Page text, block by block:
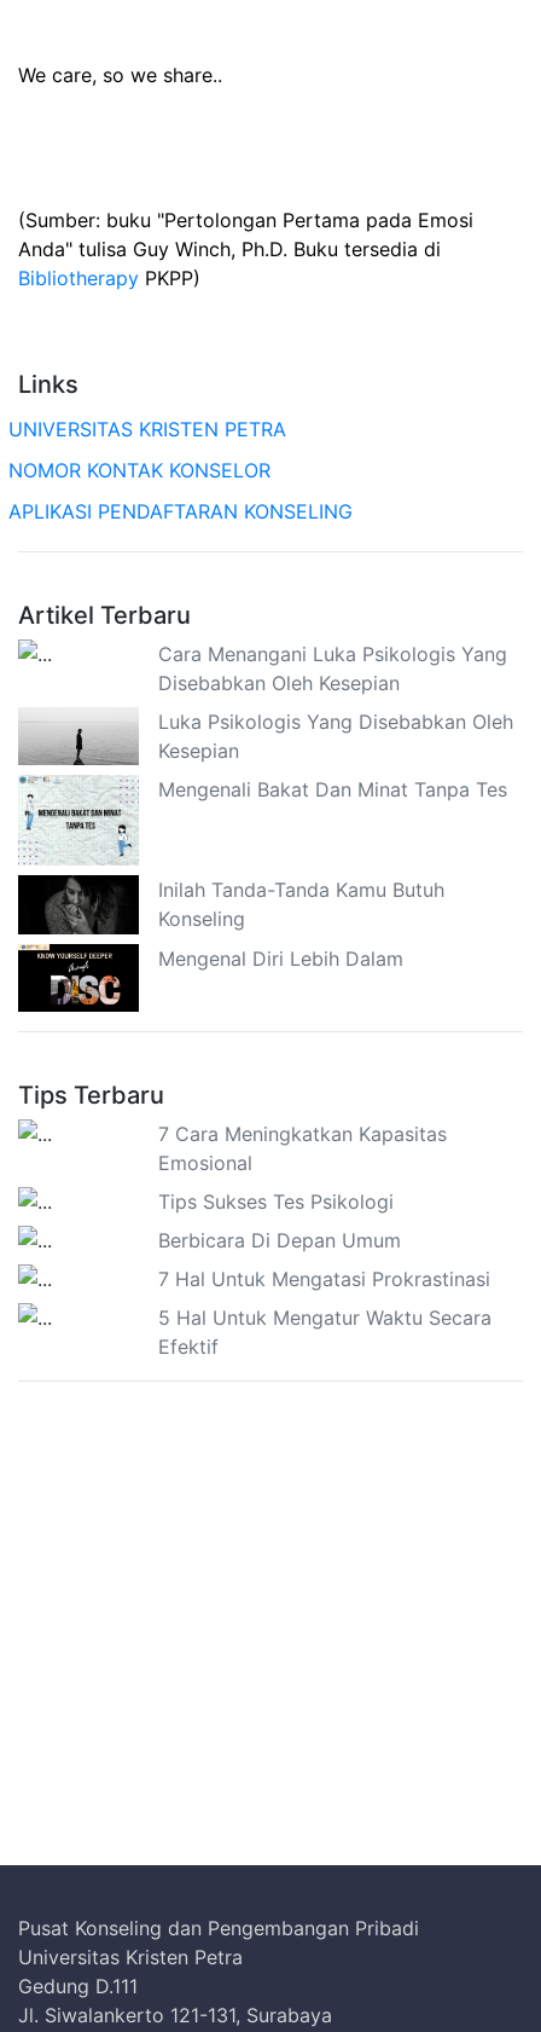
We care, so we share..
(Sumber: buku "Pertolongan Pertama pada Emosi
Anda" tulisa Guy Winch, Ph.D. Buku tersedia di
Bibliotherapy PKPP)
Links
UNIVERSITAS KRISTEN PETRA
NOMOR KONTAK KONSELOR
APLIKASI PENDAFTARAN KONSELING
Artikel Terbaru
Cara Menangani Luka Psikologis Yang
Disebabkan Oleh Kesepian
Luka Psikologis Yang Disebabkan Oleh
Kesepian
Mengenali Bakat Dan Minat Tanpa Tes
Inilah Tanda-Tanda Kamu Butuh
Konseling
Mengenal Diri Lebih Dalam
Tips Terbaru
7 Cara Meningkatkan Kapasitas
Emosional
Tips Sukses Tes Psikologi
Berbicara Di Depan Umum
7 Hal Untuk Mengatasi Prokrastinasi
5 Hal Untuk Mengatur Waktu Secara
Efektif
Pusat Konseling dan Pengembangan Pribadi
Universitas Kristen Petra
Gedung D.111
Jl. Siwalankerto 121-131, Surabaya